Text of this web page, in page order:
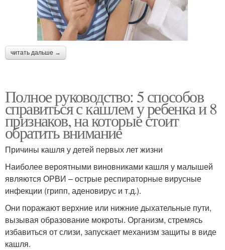
читать дальше →
Полное руководство: 5 способов
справиться с кашлем у ребенка и 8
признаков, на которые стоит
обратить внимание
Причины кашля у детей первых лет жизни
Наиболее вероятными виновниками кашля у малышей
являются ОРВИ – острые респираторные вирусные
инфекции (грипп, аденовирус и т.д.).
Они поражают верхние или нижние дыхательные пути,
вызывая образование мокроты. Организм, стремясь
избавиться от слизи, запускает механизм защиты в виде
кашля.